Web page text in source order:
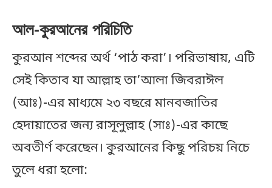
আল-কুরআনের পরিচিতি
কুরআন শব্দের অর্থ ‘পাঠ করা’। পরিভাষায়, এটি
সেই কিতাব যা আল্লাহ তা’আলা জিবরাঈল
(আঃ)-এর মাধ্যমে ২৩ বছরে মানবজাতির
হেদায়াতের জন্য রাসূলুল্লাহ (সাঃ)-এর কাছে
অবতীর্ণ করেছেন। কুরআনের কিছু পরিচয় নিচে
তুলে ধরা হলো: